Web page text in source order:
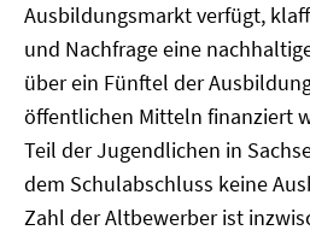
Ausbildungsmarkt verfügt,
und Nachfrage eine
über ein Fünftel der
öffentlichen Mitteln finanziert
Teil der Jugendlichen in
dem Schulabschluss keine
Zahl der Altbewerber ist